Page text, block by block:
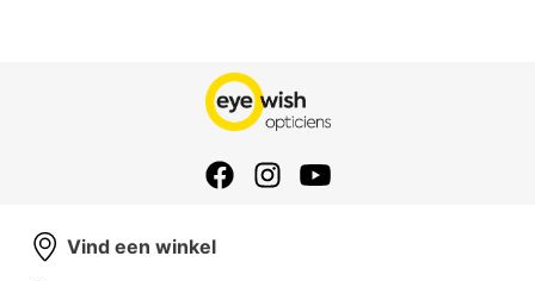
Vind een winkel